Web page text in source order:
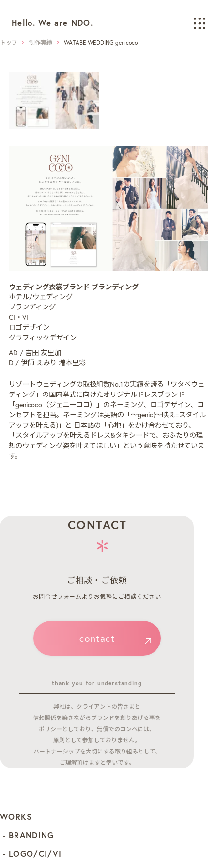
Hello. We are NDO.
WORKS 制作実績
BRANDING ブランディング
LOGO/CI/VIロゴ / CI / VIデザイン
グラフィックデザイン
PACKAGING パッケージデザイン
WEBウェブデザイン
SPACE/INTERIOR 空間デザイン
MISSION ミッション
COMPANY 企業情報
CREATORS
RECRUIT 採用情報
NEWSニュース
COLUMNNDOのノート
CONTACTお問い合わせ
PRIVACY POLICYプライバシーポリシー
トップ 制作実績 WATABE WEDDING genicoco
ウェディング衣裳ブランド ブランディング
ホテル/ウェディング
ブランディング
CI・VI
ロゴデザイン
グラフィックデザイン
AD / 吉田 友里加
D / 伊師 えみり 増本里彩
リゾートウェディングの取扱組数No.1の実績を誇る「ワタベウェ
ディング」の国内挙式に向けたオリジナルドレスブランド
「genicoco（ジェニーココ）」のネーミング、ロゴデザイン、コ
ンセプトを担当。ネーミングは英語の「〜genic(〜映え=スタイル
アップを叶える)」と 日本語の「心地」をかけ合わせており、
「スタイルアップを叶えるドレス&タキシードで、おふたりの理
想のウェディング姿を叶えてほしい」という意味を持たせていま
す。
CONTACT
ご相談・ご依頼
お問合せフォームよりお気軽にご相談ください
contact
thank you for understanding
弊社は、クライアントの皆さまと
信頼関係を築きながらブランドを創りあげる事を
ポリシーとしており、無償でのコンペには、
原則として参加しておりません。
パートナーシップを大切にする取り組みとして、
ご理解頂けますと幸いです。
WORKS
BRANDING
LOGO/CI/VI